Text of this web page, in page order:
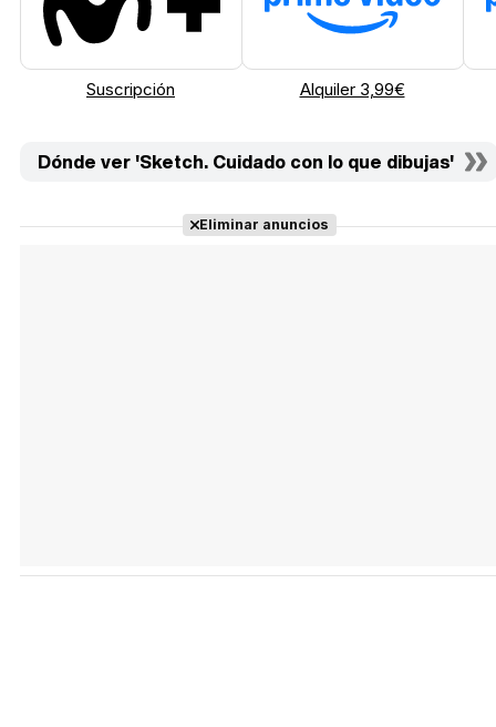
Suscripción Alquiler 3,99€
Dónde ver 'Sketch. Cuidado con lo que dibujas'
Eliminar anuncios